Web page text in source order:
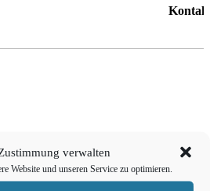
verwalten
Website und unseren Service zu optimieren.